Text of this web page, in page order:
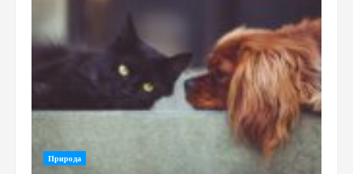
Природа